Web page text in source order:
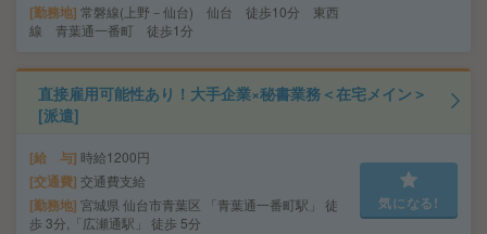
勤務地 常磐線(上野－仙台) 仙台 徒歩10分 東西
線 青葉通一番町 徒歩1分
直接雇用可能性あり！大手企業×秘書業務＜在宅メイン＞
[派遣]
給 与 時給1200円
交通費 交通費支給
勤務地 宮城県 仙台市青葉区 「青葉通一番町駅」 徒
歩 3分,「広瀬通駅」 徒歩 5分
気になる!